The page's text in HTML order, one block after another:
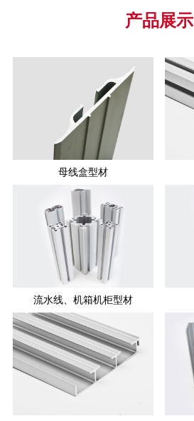
产品展示
母线盒型材
流水线、机箱机柜型材